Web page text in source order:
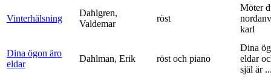
Vinterhälsning
Dahlgren,
Valdemar
röst
Möter
karl
Dina ögon äro
eldar
Dahlman, Erik röst och piano
Dina
eldar
själ är